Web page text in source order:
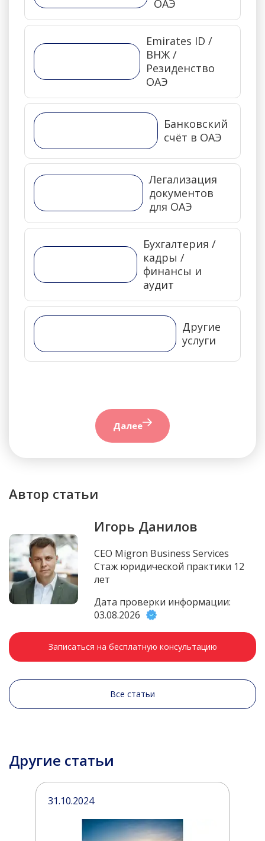
ОАЭ
Emirates ID /
ВНЖ /
Резиденство
ОАЭ
Банковский
счёт в ОАЭ
Легализация
документов
для ОАЭ
Бухгалтерия /
кадры /
финансы и
аудит
Другие
услуги
Далее
Автор статьи
Игорь Данилов
CEO Migron Business Services
Стаж юридической практики 12
лет
Дата проверки информации:
03.08.2026
Записаться на бесплатную консультацию
Все статьи
Другие статьи
31.10.2024